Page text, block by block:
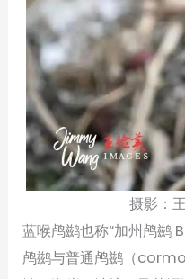
摄影：
蓝喉鸬鹚也称“加州鸬
鸬鹚与普通鸬鹚（